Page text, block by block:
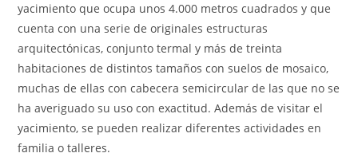
yacimiento que ocupa unos 4.000 metros cuadrados y que
cuenta con una serie de originales estructuras
arquitectónicas, conjunto termal y más de treinta
habitaciones de distintos tamaños con suelos de mosaico,
muchas de ellas con cabecera semicircular de las que no se
ha averiguado su uso con exactitud. Además de visitar el
yacimiento, se pueden realizar diferentes actividades en
familia o talleres.